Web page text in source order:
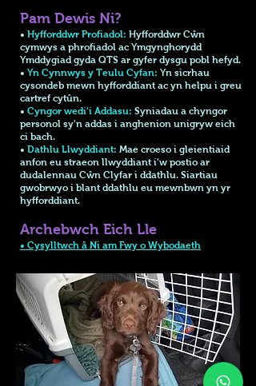
Pam Dewis Ni?
• Hyfforddwr Profiadol: Hyfforddwr Cŵn
cymwys a phrofiadol ac Ymgynghorydd
Ymddygiad gyda QTS ar gyfer dysgu pobl hefyd.
• Yn Cynnwys y Teulu Cyfan: Yn sicrhau
cysondeb mewn hyfforddiant ac yn helpu i greu
cartref cytûn.
• Cyngor wedi'i Addasu: Syniadau a chyngor
personol sy'n addas i anghenion unigryw eich
ci bach.
• Dathlu Llwyddiant: Mae croeso i gleientiaid
anfon eu straeon llwyddiant i'w postio ar
dudalennau Cŵn Clyfar i ddathlu. Siartiau
gwobrwyo i blant ddathlu eu mewnbwn yn yr
hyfforddiant.
Archebwch Eich Lle
• Cysylltwch â Ni am Fwy o Wybodaeth